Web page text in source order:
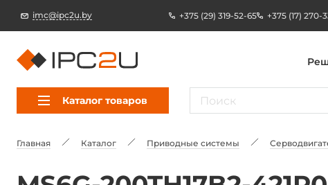
imc@ipc2u.by +375 (29) 319-52-65 +375 (17) 270-
Каталог товаров
Главная Каталог Приводные системы